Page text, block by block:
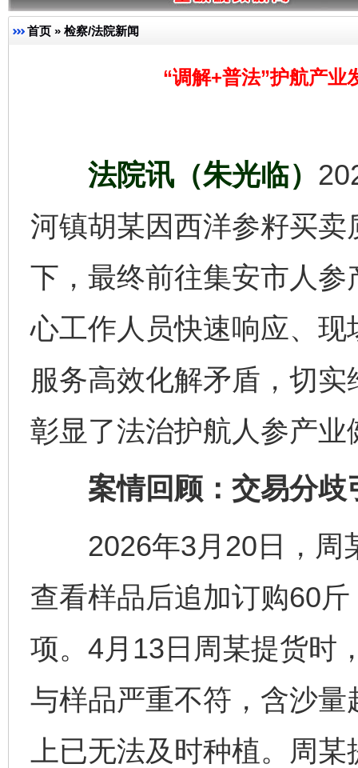
首页 » 检察/法院新闻
“调解+普法”护航产业
法院讯（朱光临）
河镇胡某因西洋参籽买
下，最终前往集安市人
心工作人员快速响应、现
服务高效化解矛盾，切
彰显了法治护航人参产
案情回顾：交易分歧
2026年3月20日，周
查看样品后追加订购60
项。4月13日周某提货时
与样品严重不符，含沙
上已无法及时种植。周